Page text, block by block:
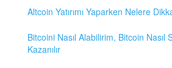
Altcoin Yatırımı Yaparken Nelere
Bitcoini Nasıl Alabilirim, Bitcoin Nasıl
Kazanılır